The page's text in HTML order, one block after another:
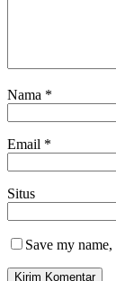
Nama *
Email *
Situs
Save my